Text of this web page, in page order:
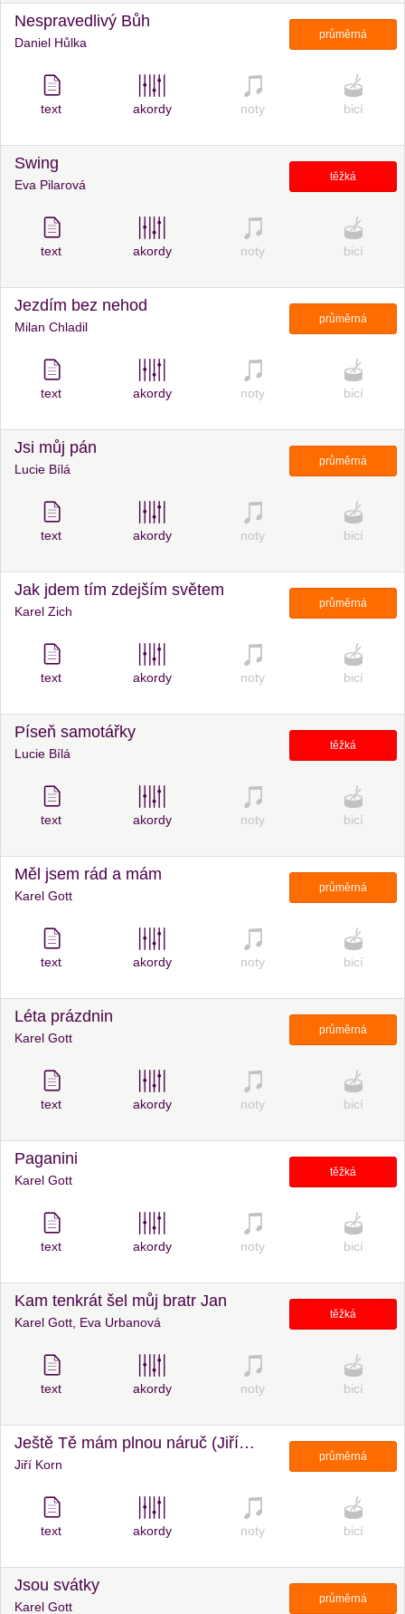
Nespravedlivý Bůh
Daniel Hůlka
průměrná
text akordy noty bicí
Swing
Eva Pilarová
těžká
text akordy noty bicí
Jezdím bez nehod
Milan Chladil
průměrná
text akordy noty bicí
Jsi můj pán
Lucie Bílá
průměrná
text akordy noty bicí
Jak jdem tím zdejším světem
Karel Zich
průměrná
text akordy noty bicí
Píseň samotářky
Lucie Bílá
těžká
text akordy noty bicí
Měl jsem rád a mám
Karel Gott
průměrná
text akordy noty bicí
Léta prázdnin
Karel Gott
průměrná
text akordy noty bicí
Paganini
Karel Gott
těžká
text akordy noty bicí
Kam tenkrát šel můj bratr Jan
Karel Gott, Eva Urbanová
těžká
text akordy noty bicí
Ještě Tě mám plnou náruč (Jiří Korn)
Jiří Korn
průměrná
text akordy noty bicí
Jsou svátky
Karel Gott
průměrná